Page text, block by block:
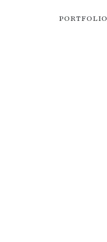
PORTFOLIO